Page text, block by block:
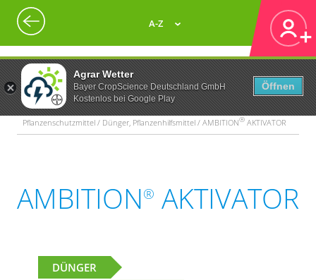
Agrar Wetter
Bayer CropScience Deutschland GmbH
Kostenlos bei Google Play
Öffnen
A-Z
Pflanzenschutzmittel / Dünger, Pflanzenhilfsmittel / AMBITION® AKTIVATOR
AMBITION® AKTIVATOR
DÜNGER